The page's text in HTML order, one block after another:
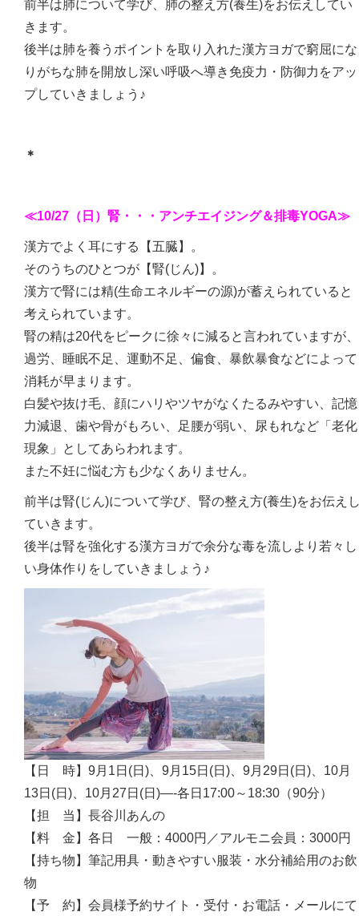
前半は肺について学び、肺の整え方(養生)をお伝えしてい
きます。
後半は肺を養うポイントを取り入れた漢方ヨガで窮屈にな
りがちな肺を開放し深い呼吸へ導き免疫力・防御力をアッ
プしていきましょう♪
＊
≪10/27（日）腎・・・アンチエイジング＆排毒YOGA≫
漢方でよく耳にする【五臓】。
そのうちのひとつが【腎(じん)】。
漢方で腎には精(生命エネルギーの源)が蓄えられていると
考えられています。
腎の精は20代をピークに徐々に減ると言われていますが、
過労、睡眠不足、運動不足、偏食、暴飲暴食などによって
消耗が早まります。
白髪や抜け毛、顔にハリやツヤがなくたるみやすい、記憶
力減退、歯や骨がもろい、足腰が弱い、尿もれなど「老化
現象」としてあらわれます。
また不妊に悩む方も少なくありません。
前半は腎(じん)について学び、腎の整え方(養生)をお伝え
ていきます。
後半は腎を強化する漢方ヨガで余分な毒を流しより若々し
い身体作りをしていきましょう♪
【日 時】9月1日(日)、9月15日(日)、9月29日(日)、10月
13日(日)、10月27日(日)—-各日17:00～18:30（90分）
【担 当】長谷川あんの
【料 金】各日 一般：4000円／アルモニ会員：3000円
【持ち物】筆記用具・動きやすい服装・水分補給用のお飲
物
【予 約】会員様予約サイト・受付・お電話・メールにて